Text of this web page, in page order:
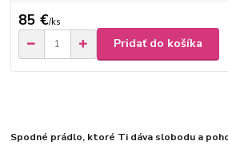
85 €/ks
Pridať do košíka
Spodné prádlo, ktoré Ti dáva slobodu a